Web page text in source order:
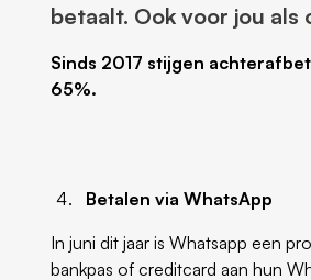
betaalt. Ook voor jou
Sinds 2017 stijgen
65%.
Betalen via WhatsApp
In juni dit jaar is Whatsapp een
bankpas of creditcard aan hun